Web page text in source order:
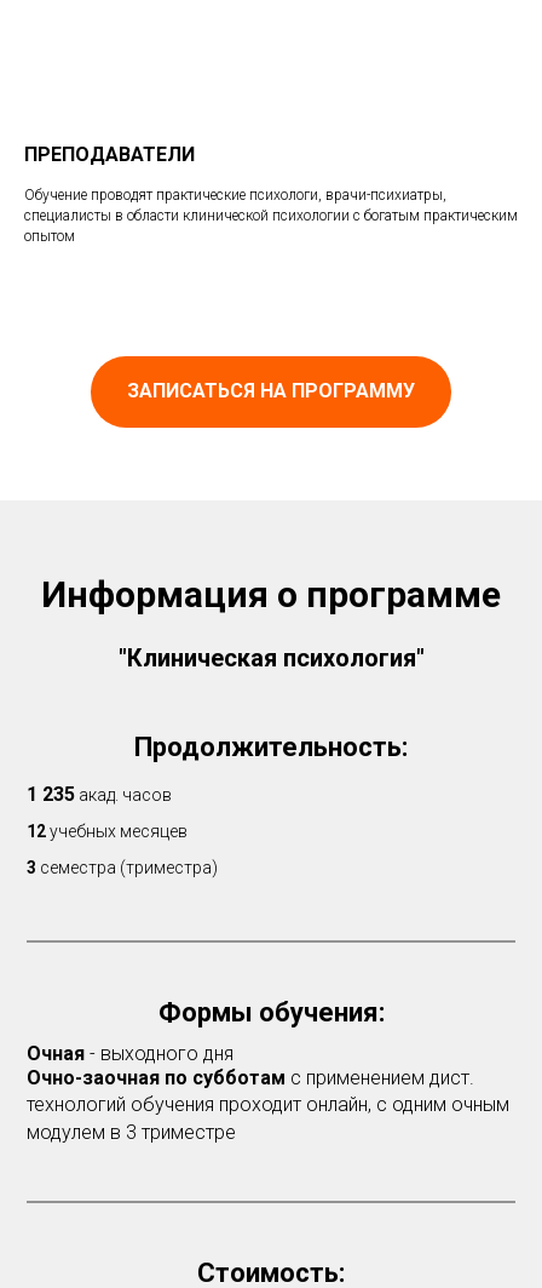
ПРЕПОДАВАТЕЛИ
Обучение проводят практические психологи, врачи-психиатры,
специалисты в области клинической психологии с богатым практическим
опытом
ЗАПИСАТЬСЯ НА ПРОГРАММУ
Информация о программе
"Клиническая психология"
Продолжительность:
1 235 акад. часов
12 учебных месяцев
3 семестра (триместра)
Формы обучения:
Очная - выходного дня
Очно-заочная по субботам с применением дист.
технологий обучения проходит онлайн, с одним очным
модулем в 3 триместре
Стоимость: